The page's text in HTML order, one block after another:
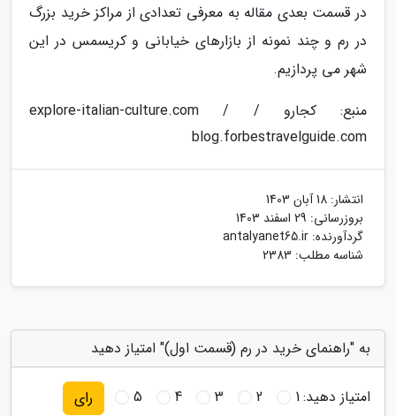
در قسمت بعدی مقاله به معرفی تعدادی از مراکز خرید بزرگ
در رم و چند نمونه از بازارهای خیابانی و کریسمس در این
شهر می پردازیم.
منبع: کجارو / explore-italian-culture.com /
blog.forbestravelguide.com
انتشار: 18 آبان 1403
بروزرسانی: 29 اسفند 1403
گردآورنده: antalyanet65.ir
شناسه مطلب: 2383
به "راهنمای خرید در رم (قسمت اول)" امتیاز دهید
امتیاز دهید:1
2
3
4
5 رای